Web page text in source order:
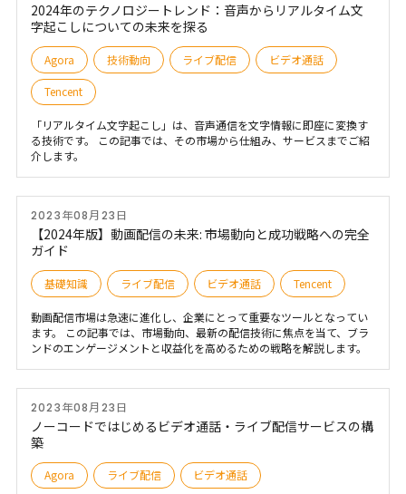
2024年のテクノロジートレンド：音声からリアルタイム文
字起こしについての未来を探る
Agora 技術動向 ライブ配信 ビデオ通話
Tencent
「リアルタイム文字起こし」は、音声通信を文字情報に即座に変換す
る技術です。 この記事では、その市場から仕組み、サービスまでご紹
介します。
2023年08月23日
【2024年版】動画配信の未来: 市場動向と成功戦略への完全
ガイド
基礎知識 ライブ配信 ビデオ通話 Tencent
動画配信市場は急速に進化し、企業にとって重要なツールとなってい
ます。 この記事では、市場動向、最新の配信技術に焦点を当て、ブラ
ンドのエンゲージメントと収益化を高めるための戦略を解説します。
2023年08月23日
ノーコードではじめるビデオ通話・ライブ配信サービスの構
築
Agora ライブ配信 ビデオ通話